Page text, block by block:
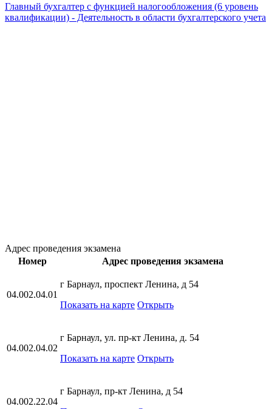
Главный бухгалтер с функцией налогообложения (6 уровень
квалификации) - Деятельность в области бухгалтерского учета
Адрес проведения экзамена
Номер
Адрес проведения экзамена
04.002.04.01
г Барнаул, проспект Ленина, д 54
Показать на карте Открыть
04.002.04.02
г Барнаул, ул. пр-кт Ленина, д. 54
Показать на карте Открыть
04.002.22.04
г Барнаул, пр-кт Ленина, д 54